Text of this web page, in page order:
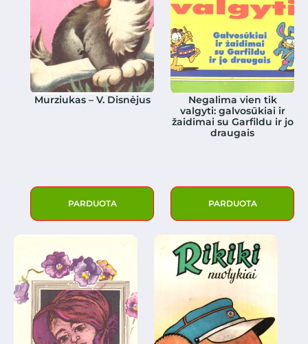
Murziukas – V. Disnėjus
PARDUOTA
Negalima vien tik
valgyti: galvosūkiai ir
žaidimai su Garfildu ir jo
draugais
PARDUOTA